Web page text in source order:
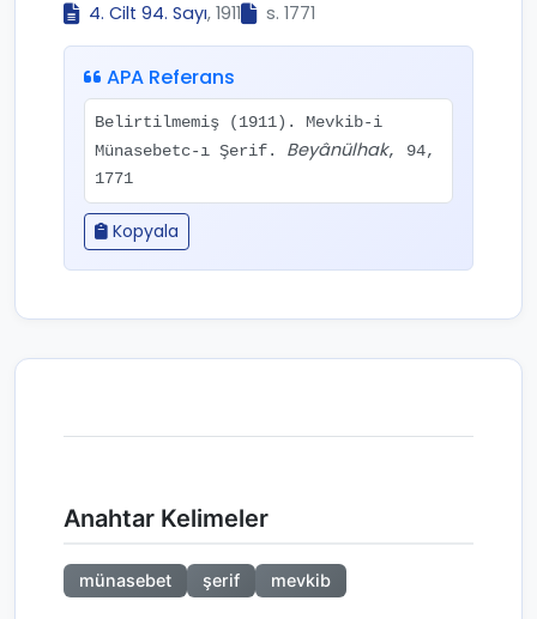
4. Cilt 94. Sayı, 1911 s. 1771
APA Referans
Belirtilmemiş (1911). Mevkib-i
Münasebetc-ı Şerif. Beyânülhak, 94,
1771
Kopyala
Anahtar Kelimeler
münasebet şerif mevkib